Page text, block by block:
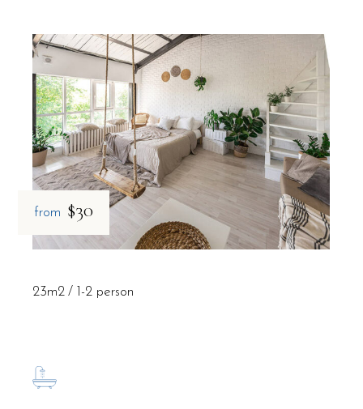
from $30
23m2 1-2 person